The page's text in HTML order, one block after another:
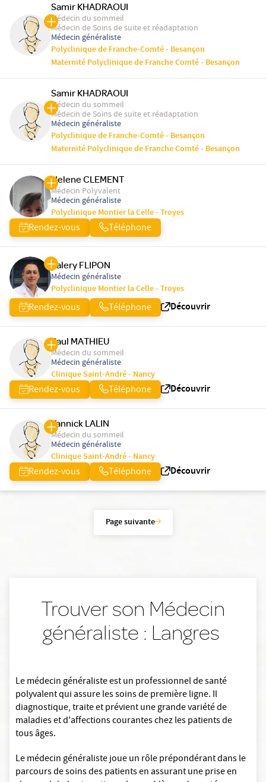
Samir KHADRAOUI
Médecin du sommeil
Médecin de Soins de suite et réadaptation
Médecin généraliste
Polyclinique de Franche-Comté - Besançon
Maternité Polyclinique de Franche Comté - Besançon
Samir KHADRAOUI
Médecin du sommeil
Médecin de Soins de suite et réadaptation
Médecin généraliste
Polyclinique de Franche-Comté - Besançon
Maternité Polyclinique de Franche Comté - Besançon
Helene CLEMENT
Médecin Polyvalent
Médecin généraliste
Polyclinique Montier la Celle - Troyes
Rendez-vous Téléphone
Valery FLIPON
Médecin généraliste
Polyclinique Montier la Celle - Troyes
Rendez-vous Téléphone Découvrir
Paul MATHIEU
Médecin du sommeil
Médecin généraliste
Clinique Saint-André - Nancy
Rendez-vous Téléphone Découvrir
Yannick LALIN
Médecin du sommeil
Médecin généraliste
Clinique Saint-André - Nancy
Rendez-vous Téléphone Découvrir
Page suivante
Trouver son Médecin
généraliste : Langres
Le médecin généraliste est un professionnel de santé
polyvalent qui assure les soins de première ligne. Il
diagnostique, traite et prévient une grande variété de
maladies et d'affections courantes chez les patients de
tous âges.
Le médecin généraliste joue un rôle prépondérant dans le
parcours de soins des patients en assurant une prise en